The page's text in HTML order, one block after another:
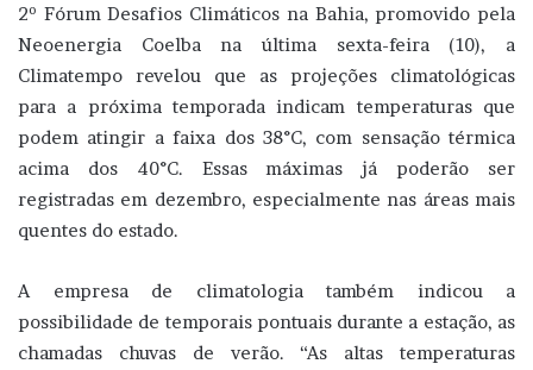
2º Fórum Desafios Climáticos na Bahia, promovido pela
Neoenergia Coelba na última sexta-feira (10), a
Climatempo revelou que as projeções climatológicas
para a próxima temporada indicam temperaturas que
podem atingir a faixa dos 38°C, com sensação térmica
acima dos 40°C. Essas máximas já poderão ser
registradas em dezembro, especialmente nas áreas mais
quentes do estado.
A empresa de climatologia também indicou a
possibilidade de temporais pontuais durante a estação, as
chamadas chuvas de verão. “As altas temperaturas